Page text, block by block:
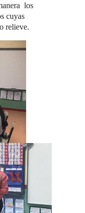
los
cuyas
relieve.